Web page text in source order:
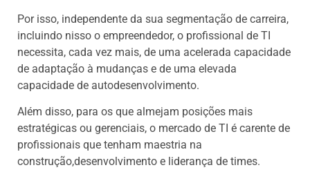
Por isso, independente da sua segmentação de carreira,
incluindo nisso o empreendedor, o profissional de TI
necessita, cada vez mais, de uma acelerada capacidade
de adaptação à mudanças e de uma elevada
capacidade de autodesenvolvimento.
Além disso, para os que almejam posições mais
estratégicas ou gerenciais, o mercado de TI é carente de
profissionais que tenham maestria na
construção,desenvolvimento e liderança de times.